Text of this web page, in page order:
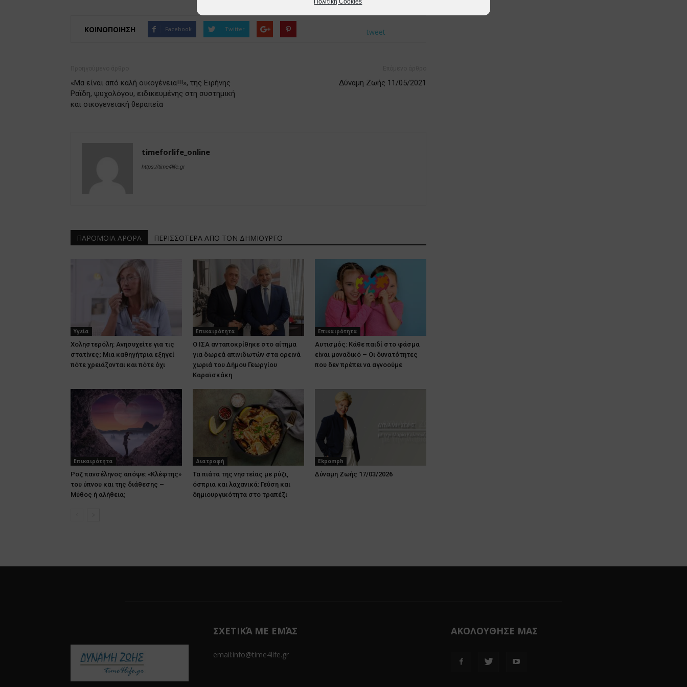
Πολιτική Cookies
ΚΟΙΝΟΠΟΙΗΣΗ Facebook Twitter tweet
«Μα είναι από καλή οικογένεια!!!», της Ειρήνης
Ραϊδη, ψυχολόγου, ειδικευμένης στη συστημική
και οικογενειακή θεραπεία
Δύναμη Ζωής 11/05/2021
timeforlife_online
https://time4life.gr
ΠΑΡΟΜΟΙΑ ΑΡΘΡΑ ΠΕΡΙΣΣΟΤΕΡΑ ΑΠΟ ΤΟΝ ΔΗΜΙΟΥΡΓΟ
Υγεία
Χοληστερόλη: Ανησυχείτε για τις
στατίνες; Μια καθηγήτρια εξηγεί
πότε χρειάζονται και πότε όχι
Επικαιρότητα
Ο ΙΣΑ ανταποκρίθηκε στο αίτημα
για δωρεά απινιδωτών στα ορεινά
χωριά του Δήμου Γεωργίου
Καραϊσκάκη
Επικαιρότητα
Αυτισμός: Κάθε παιδί στο φάσμα
είναι μοναδικό – Οι δυνατότητες
που δεν πρέπει να αγνοούμε
Επικαιρότητα
Ροζ πανσέληνος απόψε: «Κλέφτης»
του ύπνου και της διάθεσης –
Μύθος ή αλήθεια;
Διατροφή
Τα πιάτα της νηστείας με ρύζι,
όσπρια και λαχανικά: Γεύση και
δημιουργικότητα στο τραπέζι
Ekpomph
Δύναμη Ζωής 17/03/2026
ΣΧΕΤΙΚΆ ΜΕ ΕΜΆΣ
email:info@time4life.gr
ΑΚΟΛΟΥΘΗΣΕ ΜΑΣ